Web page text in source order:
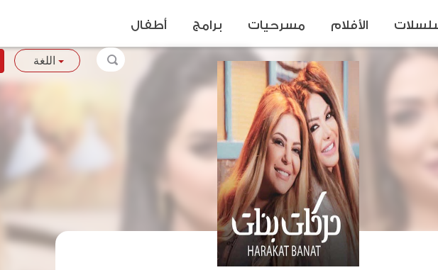
الأفلام مسرحيات برامج أطفال
اللغة